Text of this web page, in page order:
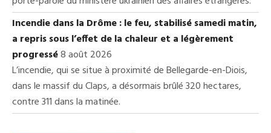
Incendie dans la Drôme : le feu, stabilisé samedi matin,
a repris sous l’effet de la chaleur et a légèrement
progressé8 août 2026
L’incendie, qui se situe à proximité de Bellegarde-en-Diois,
dans le massif du Claps, a désormais brûlé 320 hectares,
contre 311 dans la matinée.